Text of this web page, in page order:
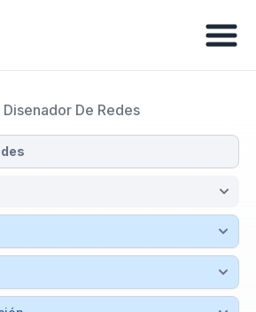
Disenador De Redes